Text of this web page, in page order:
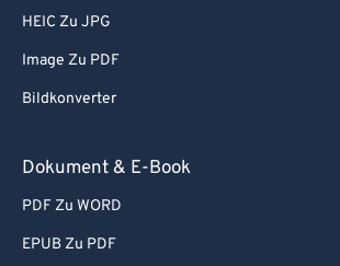
HEIC Zu JPG
Image Zu PDF
Bildkonverter
Dokument & E-Book
PDF Zu WORD
EPUB Zu PDF